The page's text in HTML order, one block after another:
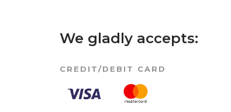
We gladly accepts:
CREDIT/DEBIT CARD